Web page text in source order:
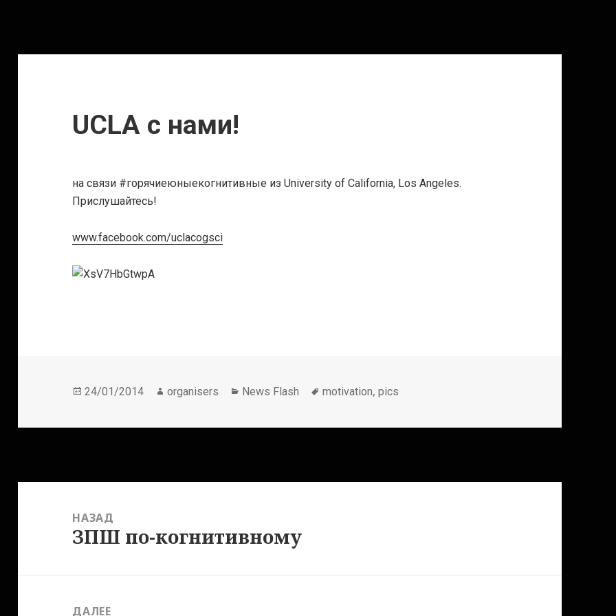
UCLA c нами!
на связи #горячиеюныекогнитивные из University of California, Los Angeles.
Прислушайтесь!
www.facebook.com/uclacogsci
Опубликовано
24/01/2014 Автор
organisers Рубрики
News Flash Метки
motivation,pics
НАЗАД
Предыдущая
ЗПШ по-когнитивному
ДАЛЕЕ